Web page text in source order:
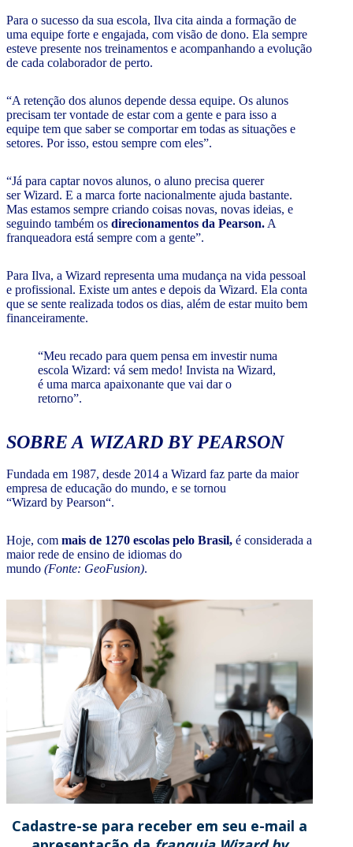
Para o sucesso da sua escola, Ilva cita ainda a formação de
uma equipe forte e engajada, com visão de dono. Ela sempre
esteve presente nos treinamentos e acompanhando a evolução
de cada colaborador de perto.
“A retenção dos alunos depende dessa equipe. Os alunos
precisam ter vontade de estar com a gente e para isso a
equipe tem que saber se comportar em todas as situações e
setores. Por isso, estou sempre com eles”.
“Já para captar novos alunos, o aluno precisa querer
ser Wizard. E a marca forte nacionalmente ajuda bastante.
Mas estamos sempre criando coisas novas, novas ideias, e
seguindo também os direcionamentos da Pearson. A
franqueadora está sempre com a gente”.
Para Ilva, a Wizard representa uma mudança na vida pessoal
e profissional. Existe um antes e depois da Wizard. Ela conta
que se sente realizada todos os dias, além de estar muito bem
financeiramente.
“Meu recado para quem pensa em investir numa
escola Wizard: vá sem medo! Invista na Wizard,
é uma marca apaixonante que vai dar o
retorno”.
SOBRE A WIZARD BY PEARSON
Fundada em 1987, desde 2014 a Wizard faz parte da maior
empresa de educação do mundo, e se tornou
“Wizard by Pearson“.
Hoje, com mais de 1270 escolas pelo Brasil, é considerada a
maior rede de ensino de idiomas do
mundo (Fonte: GeoFusion).